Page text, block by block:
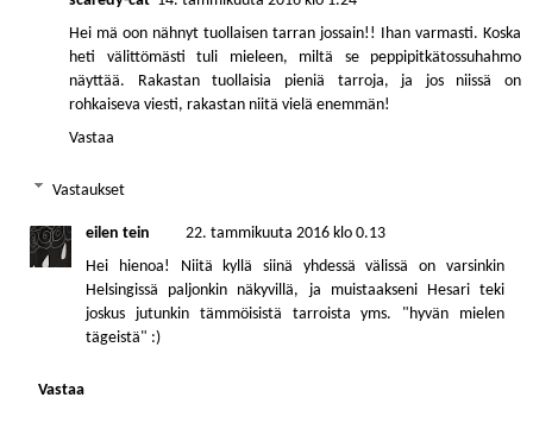
Hei mä oon nähnyt tuollaisen tarran jossain!! Ihan varmasti. Koska
heti välittömästi tuli mieleen, miltä se peppipitkätossuhahmo
näyttää. Rakastan tuollaisia pieniä tarroja, ja jos niissä on
rohkaiseva viesti, rakastan niitä vielä enemmän!
Vastaa
Vastaukset
eilen tein
22. tammikuuta 2016 klo 0.13
Hei hienoa! Niitä kyllä siinä yhdessä välissä on varsinkin
Helsingissä paljonkin näkyvillä, ja muistaakseni Hesari teki
joskus jutunkin tämmöisistä tarroista yms. "hyvän mielen
tägeistä" :)
Vastaa